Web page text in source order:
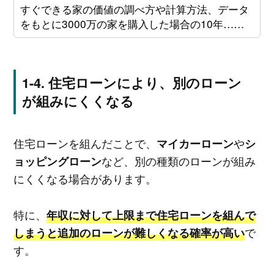
すぐできる家の価値の調べ方や計算方法、データ
をもとに3000万の家を購入した場合の10年……
住宅ローンにより、別のローン
が組みにくくなる
住宅ローンを組んだことで、 マイカーローンやシ
ョッピングローンなど、別の種類のローンが組み
にくくなる場合があります。
特に、 年収に対して上限まで住宅ローンを組んで
しまうと追加のローンが難しくなる確率が高いで
す。